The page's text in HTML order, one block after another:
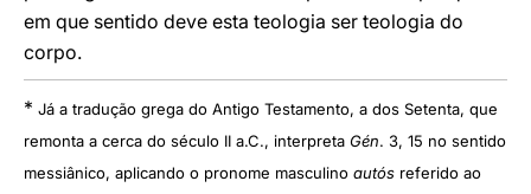
em que sentido deve esta teologia ser teologia do
corpo.
* Já a tradução grega do Antigo Testamento, a dos Setenta, que
remonta a cerca do século II a.C., interpreta Gén. 3, 15 no sentido
messiânico, aplicando o pronome masculino autós referido ao